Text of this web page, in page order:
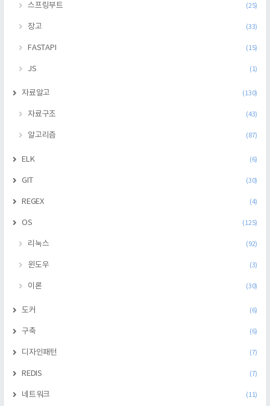
스프링부트 (25)
장고 (33)
FASTAPI (15)
JS (1)
자료알고 (130)
자료구조 (43)
알고리즘 (87)
ELK (6)
GIT (30)
REGEX (4)
OS (125)
리눅스 (92)
윈도우 (3)
이론 (30)
도커 (6)
구축 (6)
디자인패턴 (7)
REDIS (7)
네트워크 (11)